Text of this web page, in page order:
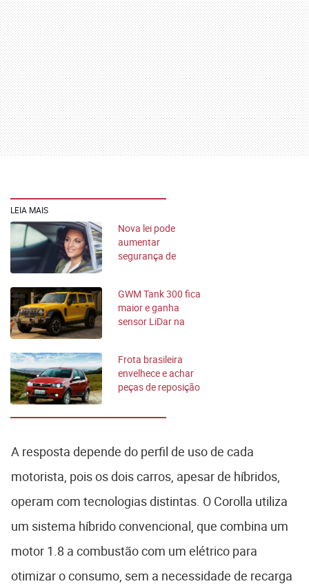
LEIA MAIS
Nova lei pode
aumentar
segurança de
GWM Tank 300 fica
maior e ganha
sensor LiDar na
Frota brasileira
envelhece e achar
peças de reposição
A resposta depende do perfil de uso de cada
motorista, pois os dois carros, apesar de híbridos,
operam com tecnologias distintas. O Corolla utiliza
um sistema híbrido convencional, que combina um
motor 1.8 a combustão com um elétrico para
otimizar o consumo, sem a necessidade de recarga